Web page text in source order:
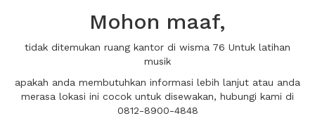
Mohon maaf,
tidak ditemukan ruang kantor di wisma 76 Untuk latihan
musik
apakah anda membutuhkan informasi lebih lanjut atau anda
merasa lokasi ini cocok untuk disewakan, hubungi kami di
0812-8900-4848